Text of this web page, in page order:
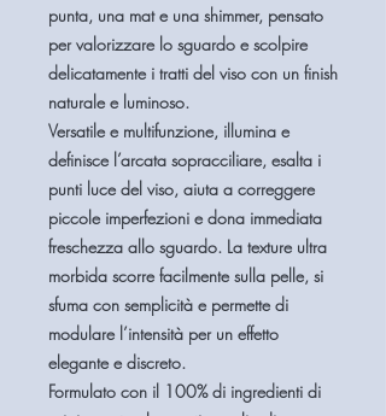
punta, una mat e una shimmer, pensato
per valorizzare lo sguardo e scolpire
delicatamente i tratti del viso con un finish
naturale e luminoso.
Versatile e multifunzione, illumina e
definisce l’arcata sopracciliare, esalta i
punti luce del viso, aiuta a correggere
piccole imperfezioni e dona immediata
freschezza allo sguardo. La texture ultra
morbida scorre facilmente sulla pelle, si
sfuma con semplicità e permette di
modulare l’intensità per un effetto
elegante e discreto.
Formulato con il 100% di ingredienti di